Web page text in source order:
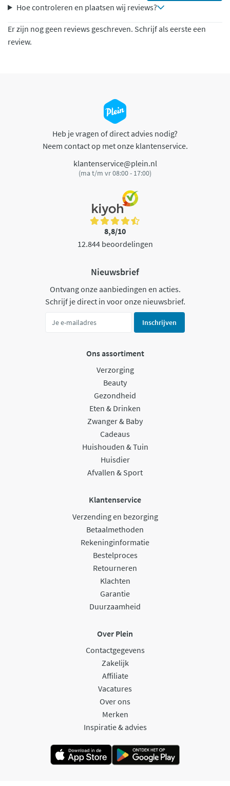
Hoe controleren en plaatsen wij reviews?
Er zijn nog geen reviews geschreven. Schrijf als eerste een
review.
Heb je vragen of direct advies nodig?
Neem contact op met onze klantenservice.
klantenservice@plein.nl
(ma t/m vr 08:00 - 17:00)
8,8/10
12.844 beoordelingen
Nieuwsbrief
Ontvang onze aanbiedingen en acties.
Schrijf je direct in voor onze nieuwsbrief.
Inschrijven
Ons assortiment
Verzorging
Beauty
Gezondheid
Eten & Drinken
Zwanger & Baby
Cadeaus
Huishouden & Tuin
Huisdier
Afvallen & Sport
Klantenservice
Verzending en bezorging
Betaalmethoden
Rekeninginformatie
Bestelproces
Retourneren
Klachten
Garantie
Duurzaamheid
Over Plein
Contactgegevens
Zakelijk
Affiliate
Vacatures
Over ons
Merken
Inspiratie & advies